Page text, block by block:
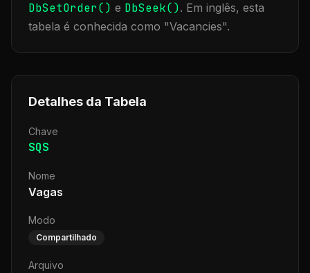
DbSetOrder() e DbSeek(). Em inglês, esta
tabela é conhecida como "Vacancies".
Detalhes da Tabela
Chave
SQS
Nome
Vagas
Modo
Compartilhado
Arquivo